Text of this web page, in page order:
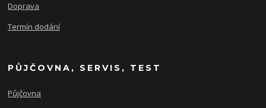
Doprava
Termín dodání
PŮJČOVNA, SERVIS, TEST
Půjčovna